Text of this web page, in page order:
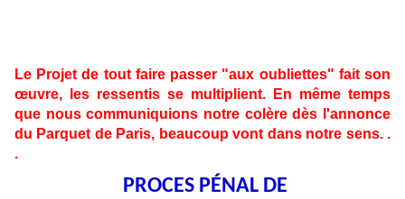
Le Projet de tout faire passer "aux oubliettes" fait son
œuvre, les ressentis se multiplient. En même temps
que nous communiquions notre colère dès l'annonce
du Parquet de Paris, beaucoup vont dans notre sens. .
.
PROCES PÉNAL DE